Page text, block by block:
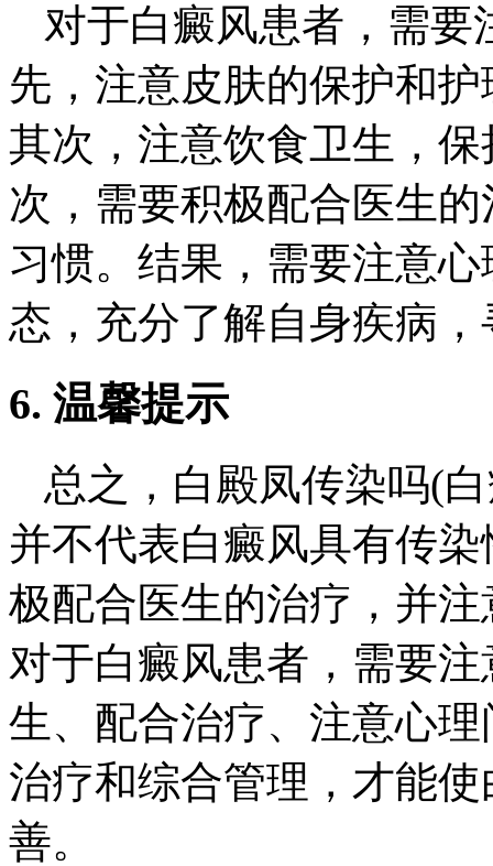
对于白癜风患者，需
先，注意皮肤的保护和
其次，注意饮食卫生，
次，需要积极配合医生
习惯。结果，需要注意
态，充分了解自身疾病
6. 温馨提示
总之，白殿凤传染吗(
并不代表白癜风具有传
极配合医生的治疗，并
对于白癜风患者，需要
生、配合治疗、注意心
治疗和综合管理，才能
善。